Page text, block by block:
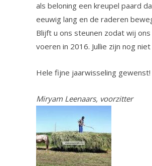
als beloning een kreupel paard
eeuwig lang en de raderen
Blijft u ons steunen zodat wij
voeren in 2016. Jullie zijn nog
Hele fijne jaarwisseling gewenst!
Miryam Leenaars, voorzitter